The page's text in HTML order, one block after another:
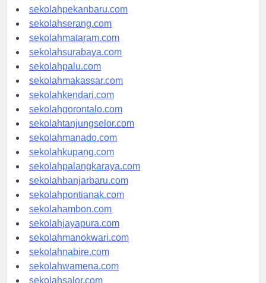
sekolahpadang.com
sekolahpekanbaru.com
sekolahserang.com
sekolahmataram.com
sekolahsurabaya.com
sekolahpalu.com
sekolahmakassar.com
sekolahkendari.com
sekolahgorontalo.com
sekolahtanjungselor.com
sekolahmanado.com
sekolahkupang.com
sekolahpalangkaraya.com
sekolahbanjarbaru.com
sekolahpontianak.com
sekolahambon.com
sekolahjayapura.com
sekolahmanokwari.com
sekolahnabire.com
sekolahwamena.com